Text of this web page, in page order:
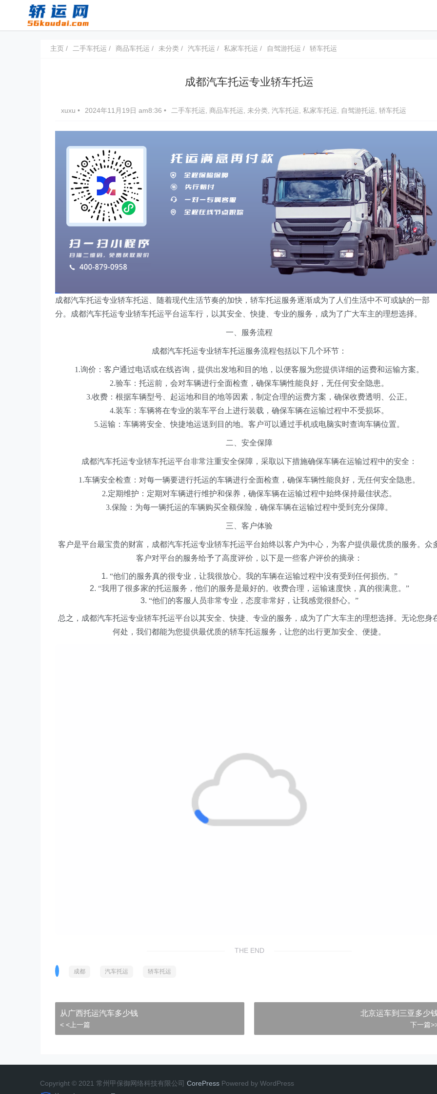
主页 二手车托运 商品车托运 未分类 汽车托运 私家车托运 自驾游托运 轿车托运
成都汽车托运专业轿车托运
xuxu • 2024年11月19日 am8:36 • 二手车托运 商品车托运 未分类 汽车托运 私家车托运 自驾游托运 轿车托运
成都汽车托运专业轿车托运、随着现代生活节奏的加快，轿车托运服务逐渐成为了人们生活中不可或缺的一部
分。成都汽车托运专业轿车托运平台运车行，以其安全、快捷、专业的服务，成为了广大车主的理想选择。
一、服务流程
成都汽车托运专业轿车托运服务流程包括以下几个环节：
1.询价：客户通过电话或在线咨询，提供出发地和目的地，以便客服为您提供详细的运费和运输方案。
2.验车：托运前，会对车辆进行全面检查，确保车辆性能良好，无任何安全隐患。
3.收费：根据车辆型号、起运地和目的地等因素，制定合理的运费方案，确保收费透明、公正。
4.装车：车辆将在专业的装车平台上进行装载，确保车辆在运输过程中不受损坏。
5.运输：车辆将安全、快捷地运送到目的地。客户可以通过手机或电脑实时查询车辆位置。
二、安全保障
成都汽车托运专业轿车托运平台非常注重安全保障，采取以下措施确保车辆在运输过程中的安全：
1.车辆安全检查：对每一辆要进行托运的车辆进行全面检查，确保车辆性能良好，无任何安全隐患。
2.定期维护：定期对车辆进行维护和保养，确保车辆在运输过程中始终保持最佳状态。
3.保险：为每一辆托运的车辆购买全额保险，确保车辆在运输过程中受到充分保障。
三、客户体验
客户是平台最宝贵的财富，成都汽车托运专业轿车托运平台始终以客户为中心，为客户提供最优质的服务。众
客户对平台的服务给予了高度评价，以下是一些客户评价的摘录：
“他们的服务真的很专业，让我很放心。我的车辆在运输过程中没有受到任何损伤。”
“我用了很多家的托运服务，他们的服务是最好的。收费合理，运输速度快，真的很满意。”
“他们的客服人员非常专业，态度非常好，让我感觉很舒心。”
总之，成都汽车托运专业轿车托运平台以其安全、快捷、专业的服务，成为了广大车主的理想选择。无论您身
何处，我们都能为您提供最优质的轿车托运服务，让您的出行更加安全、便捷。
THE END
成都 汽车托运 轿车托运
从广西托运汽车多少钱
< <上一篇
北京运车到三亚多少
下一篇
Copyright © 2021 常州甲保御网络科技有限公司 CorePress Powered by WordPress